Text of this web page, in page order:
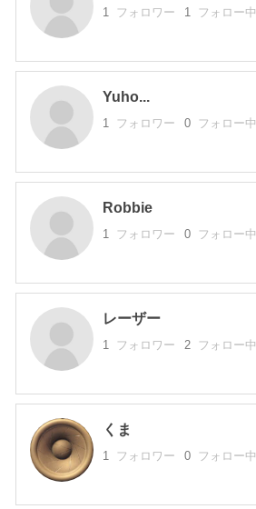
1 フォロワー 1 フォロー中
Yuho...
1 フォロワー 0 フォロー中
Robbie
1 フォロワー 0 フォロー中
レーザー
1 フォロワー 2 フォロー中
くま
1 フォロワー 0 フォロー中